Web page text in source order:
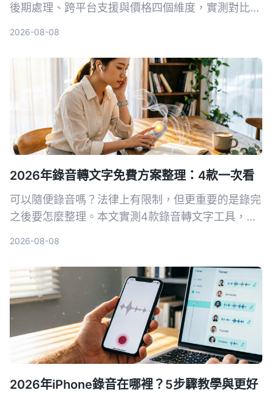
後期處理、跨平台支援與價格四個維度，實測對比
2026-08-08
2026年錄音轉文字免費方案整理：4款一次看
可以隨便錄音嗎？法律上有限制，但更重要的是錄完
之後要怎麼整理。本文實測4款錄音轉文字工具，整
2026-08-08
2026年iPhone錄音在哪裡？5步驟教學與更好